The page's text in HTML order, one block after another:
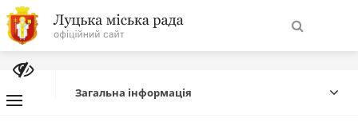
На
головну
Загальна інформація